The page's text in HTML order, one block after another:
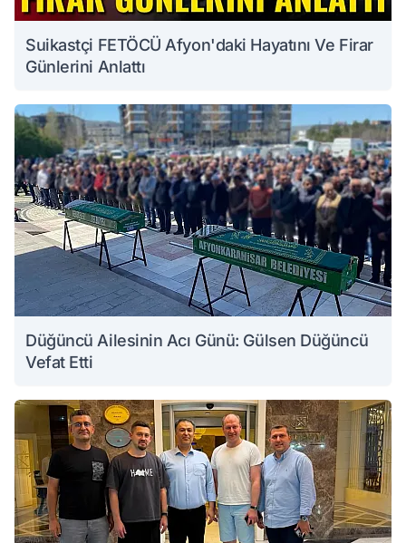
Suikastçi FETÖCÜ Afyon'daki Hayatını Ve Firar
Günlerini Anlattı
Düğüncü Ailesinin Acı Günü: Gülsen Düğüncü
Vefat Etti